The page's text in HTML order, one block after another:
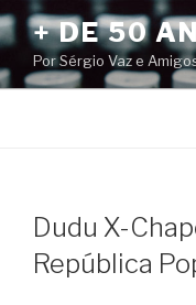
Pular
para
o
conteúdo
+ DE 50
Por Sérgio Vaz e
Dudu X-
República